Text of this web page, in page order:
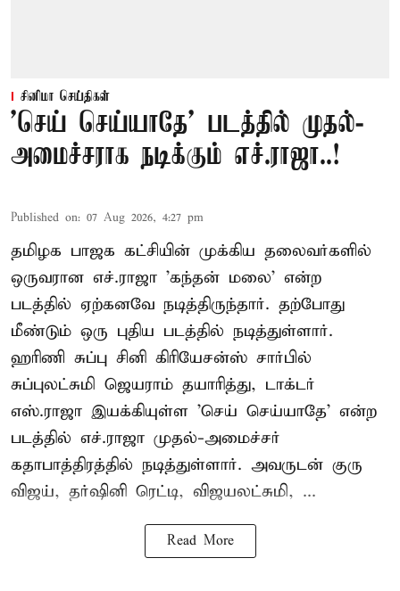
சினிமா செய்திகள்
'செய் செய்யாதே' படத்தில் முதல்-
அமைச்சராக நடிக்கும் எச்.ராஜா..!
Published on: 07 Aug 2026, 4:27 pm
தமிழக பாஜக கட்சியின் முக்கிய தலைவர்களில்
ஒருவரான எச்.ராஜா 'கந்தன் மலை' என்ற
படத்தில் ஏற்கனவே நடித்திருந்தார். தற்போது
மீண்டும் ஒரு புதிய படத்தில் நடித்துள்ளார்.
ஹரிணி சுப்பு சினி கிரியேசன்ஸ் சார்பில்
சுப்புலட்சுமி ஜெயராம் தயாரித்து, டாக்டர்
எஸ்.ராஜா இயக்கியுள்ள 'செய் செய்யாதே' என்ற
படத்தில் எச்.ராஜா முதல்-அமைச்சர்
கதாபாத்திரத்தில் நடித்துள்ளார். அவருடன் குரு
விஜய், தர்ஷினி ரெட்டி, விஜயலட்சுமி, ...
Read More